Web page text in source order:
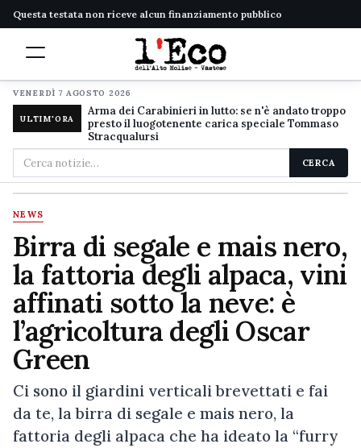
Questa testata non riceve alcun finanziamento pubblico
VENERDÌ 7 AGOSTO 2026
ULTIM'ORA
Arma dei Carabinieri in lutto: se n'è andato troppo
presto il luogotenente carica speciale Tommaso
Stracqualursi
Cerca
nel
sito
CERCA
NEWS
Birra di segale e mais nero,
la fattoria degli alpaca, vini
affinati sotto la neve: è
l’agricoltura degli Oscar
Green
Ci sono il giardini verticali brevettati e fai
da te, la birra di segale e mais nero, la
fattoria degli alpaca che ha ideato la “furry